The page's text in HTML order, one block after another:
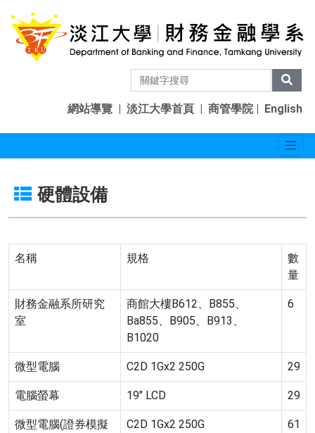
網站導覽 | 淡江大學首頁 | 商管學院| English
硬體設備
名稱 規格
數
量
財務金融系所研究
室
商館大樓B612、B855、
Ba855、B905、B913、
B1020
6
微型電腦 C2D 1Gx2 250G 29
電腦螢幕 19″ LCD 29
微型電腦(證券模擬
C2D 1Gx2 250G 61